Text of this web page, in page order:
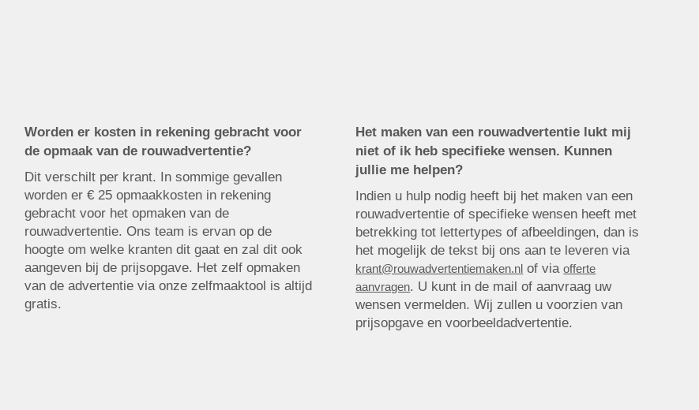
Worden er kosten in rekening gebracht voor
de opmaak van de rouwadvertentie?
Dit verschilt per krant. In sommige gevallen
worden er € 25 opmaakkosten in rekening
gebracht voor het opmaken van de
rouwadvertentie. Ons team is ervan op de
hoogte om welke kranten dit gaat en zal dit ook
aangeven bij de prijsopgave. Het zelf opmaken
van de advertentie via onze zelfmaaktool is altijd
gratis.
Het maken van een rouwadvertentie lukt mij
niet of ik heb specifieke wensen. Kunnen
jullie me helpen?
Indien u hulp nodig heeft bij het maken van een
rouwadvertentie of specifieke wensen heeft met
betrekking tot lettertypes of afbeeldingen, dan is
het mogelijk de tekst bij ons aan te leveren via
krant@rouwadvertentiemaken.nl of viaofferte
aanvragen. U kunt in de mail of aanvraag uw
wensen vermelden. Wij zullen u voorzien van
prijsopgave en voorbeeldadvertentie.